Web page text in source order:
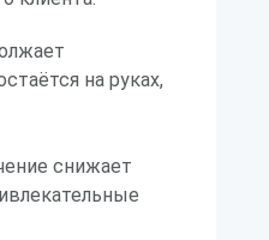
на руках,
снижает